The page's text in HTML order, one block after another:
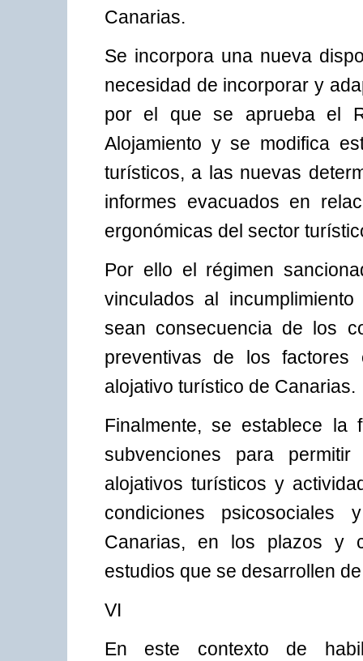
Canarias.
Se incorpora una nueva
necesidad de incorporar y
por el que se aprueba el
Alojamiento y se modifica
turísticos, a las nuevas
informes evacuados en
ergonómicas del sector
Por ello el régimen
vinculados al
sean consecuencia de los
preventivas de los factores
alojativo turístico de Canarias.
Finalmente, se establece la
subvenciones para
alojativos turísticos y
condiciones
Canarias, en los plazos y
estudios que se desarrollen
VI
En este contexto de